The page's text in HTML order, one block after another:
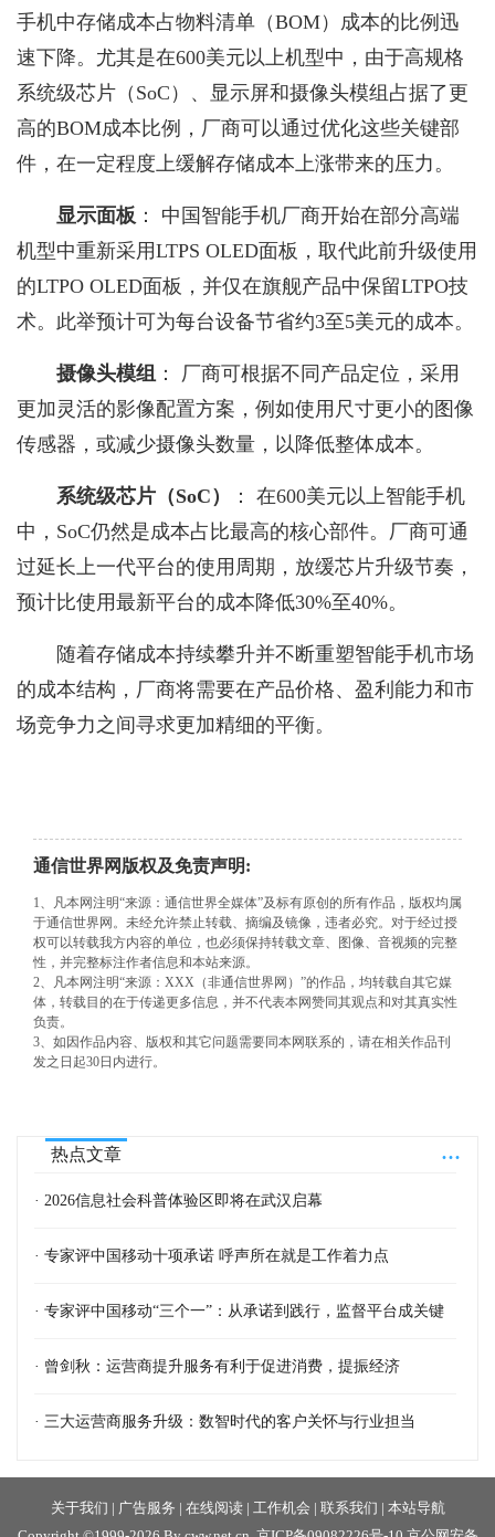
手机中存储成本占物料清单（BOM）成本的比例迅
速下降。尤其是在600美元以上机型中，由于高规格
系统级芯片（SoC）、显示屏和摄像头模组占据了更
高的BOM成本比例，厂商可以通过优化这些关键部
件，在一定程度上缓解存储成本上涨带来的压力。
显示面板 ： 中国智能手机厂商开始在部分高端
机型中重新采用LTPS OLED面板，取代此前升级使用
的LTPO OLED面板，并仅在旗舰产品中保留LTPO技
术。此举预计可为每台设备节省约3至5美元的成本。
摄像头模组 ： 厂商可根据不同产品定位，采用
更加灵活的影像配置方案，例如使用尺寸更小的图像
传感器，或减少摄像头数量，以降低整体成本。
系统级芯片（SoC）
： 在600美元以上智能手机
中，SoC仍然是成本占比最高的核心部件。厂商可通
过延长上一代平台的使用周期，放缓芯片升级节奏，
预计比使用最新平台的成本降低30%至40%。
随着存储成本持续攀升并不断重塑智能手机市场
的成本结构，厂商将需要在产品价格、盈利能力和市
场竞争力之间寻求更加精细的平衡。
通信世界网版权及免责声明:
1、凡本网注明“来源：通信世界全媒体”及标有原创的所有作品，版权均属
于通信世界网。未经允许禁止转载、摘编及镜像，违者必究。对于经过授
权可以转载我方内容的单位，也必须保持转载文章、图像、音视频的完整
性，并完整标注作者信息和本站来源。
2、凡本网注明“来源：XXX（非通信世界网）”的作品，均转载自其它媒
体，转载目的在于传递更多信息，并不代表本网赞同其观点和对其真实性
负责。
3、如因作品内容、版权和其它问题需要同本网联系的，请在相关作品刊
发之日起30日内进行。
...
热点文章
· 2026信息社会科普体验区即将在武汉启幕
· 专家评中国移动十项承诺 呼声所在就是工作着力点
· 专家评中国移动“三个一”：从承诺到践行，监督平台成关键
· 曾剑秋：运营商提升服务有利于促进消费，提振经济
· 三大运营商服务升级：数智时代的客户关怀与行业担当
关于我们 | 广告服务 | 在线阅读| 工作机会 | 联系我们 | 本站导航